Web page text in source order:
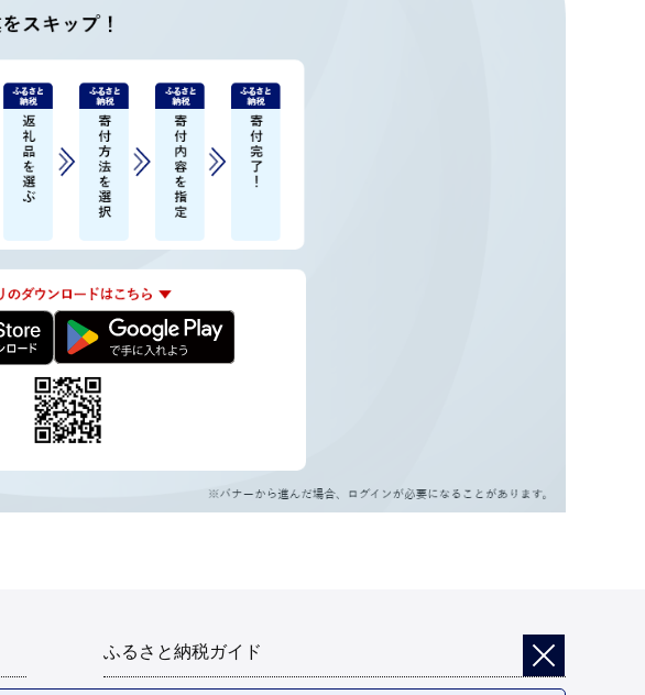
ふるさと納税ガイド